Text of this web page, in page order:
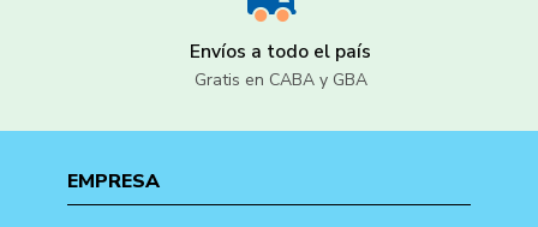
Envíos a todo el país
Gratis en CABA y GBA
EMPRESA